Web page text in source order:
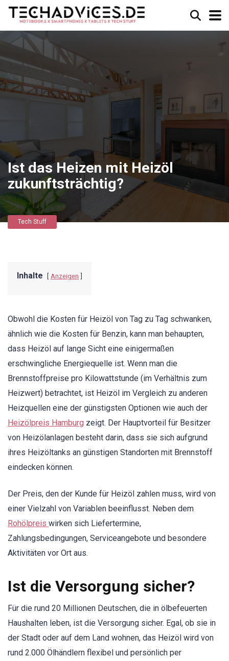
Ist das Heizen mit Heizöl
zukunftsträchtig?
Tech Stuff
Inhalte Anzeigen
Obwohl die Kosten für Heizöl von Tag zu Tag schwanken,
ähnlich wie die Kosten für Benzin, kann man behaupten,
dass Heizöl auf lange Sicht eine einigermaßen
erschwingliche Energiequelle ist. Wenn man die
Brennstoffpreise pro Kilowattstunde (im Verhältnis zum
Heizwert) betrachtet, ist Heizöl im Vergleich zu anderen
Heizquellen eine der günstigsten Optionen wie auch der
Heizölpreis Hamburg zeigt. Der Hauptvorteil für Besitzer
von Heizölanlagen besteht darin, dass sie sich aufgrund
ihres Heizöltanks an günstigen Standorten mit Brennstoff
eindecken können.
Der Preis, den der Kunde für Heizöl zahlen muss, wird von
einer Vielzahl von Variablen beeinflusst. Neben dem
Rohölpreis wirken sich Liefertermine,
Zahlungsbedingungen, Serviceangebote und besondere
Aktivitäten vor Ort aus.
Ist die Versorgung sicher?
Für die rund 20 Millionen Deutschen, die in ölbefeuerten
Haushalten leben, ist die Versorgung sicher. Egal, ob sie in
der Stadt oder auf dem Land wohnen, das Heizöl wird von
rund 2.000 Ölhändlern flexibel und persönlich per